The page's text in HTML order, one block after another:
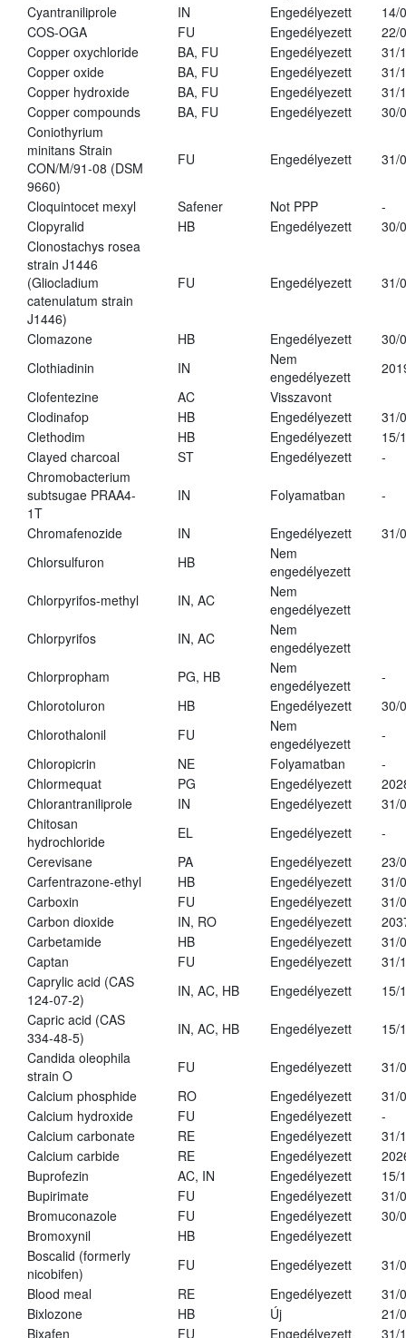
Cyantraniliprole
IN Engedélyezett
14/
COS-OGA
FU Engedélyezett
22/
Copper oxychloride
BA, FU Engedélyezett
31/
Copper oxide
BA, FU Engedélyezett
31/
Copper hydroxide
BA, FU Engedélyezett
31/
Copper compounds
BA, FU Engedélyezett
30/
Coniothyrium
minitans Strain
CON/M/91-08 (DSM
9660)
FU Engedélyezett 31/
Cloquintocet mexyl Safener Not PPP
-
Clopyralid
HB Engedélyezett
30/
Clonostachys rosea
strain J1446
(Gliocladium
catenulatum strain
J1446)
FU Engedélyezett 31/
Clomazone HB Engedélyezett
30/
Clothiadinin
IN
Nem
engedélyezett
Clofentezine
AC
Visszavont
Clodinafop
HB Engedélyezett
31/
Clethodim
HB Engedélyezett
15/
Clayed charcoal
ST Engedélyezett
-
Chromobacterium
subtsugae PRAA4-
1T
IN Folyamatban -
Chromafenozide IN Engedélyezett
31/
Chlorsulfuron
HB
Nem
engedélyezett
Chlorpyrifos-methyl
IN, AC
Nem
engedélyezett
Chlorpyrifos
IN, AC
Nem
engedélyezett
Chlorpropham
PG, HB
Nem
engedélyezett
-
Chlorotoluron
HB Engedélyezett
30/
Chlorothalonil
FU
Nem
engedélyezett
-
Chloropicrin
NE Folyamatban
-
Chlormequat
PG Engedélyezett
Chlorantraniliprole
IN Engedélyezett
31/
Chitosan
hydrochloride
EL Engedélyezett
-
Cerevisane
PA Engedélyezett
23/
Carfentrazone-ethyl
HB Engedélyezett
31/
Carboxin
FU Engedélyezett
31/
Carbon dioxide
IN, RO Engedélyezett
Carbetamide
HB Engedélyezett
31/
Captan
FU Engedélyezett
31/
Caprylic acid (CAS
124-07-2)
IN, AC, HB Engedélyezett
15/
Capric acid (CAS
334-48-5)
IN, AC, HB Engedélyezett
15/
Candida oleophila
strain O
FU Engedélyezett
31/
Calcium phosphide
RO Engedélyezett
31/
Calcium hydroxide
FU Engedélyezett
-
Calcium carbonate
RE Engedélyezett
31/
Calcium carbide
RE Engedélyezett
Buprofezin
AC, IN Engedélyezett
15/
Bupirimate
FU Engedélyezett
31/
Bromuconazole
FU Engedélyezett
30/
Bromoxynil
HB
Engedélyezett
Boscalid (formerly
nicobifen)
FU Engedélyezett
31/
Blood meal
RE Engedélyezett
31/
Bixlozone
HB Új
21/
Bixafen
FU Engedélyezett
31/